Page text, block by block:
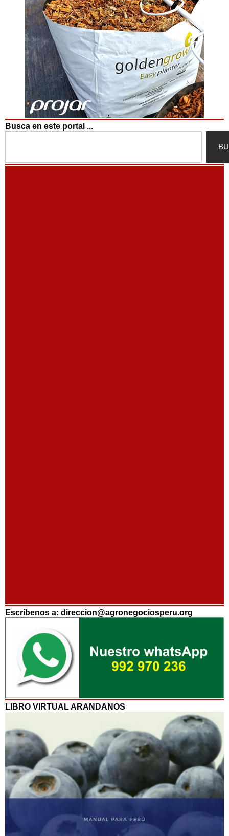
Busca en este portal ...
Escríbenos a: direccion@agronegociosperu.org
LIBRO VIRTUAL ARANDANOS